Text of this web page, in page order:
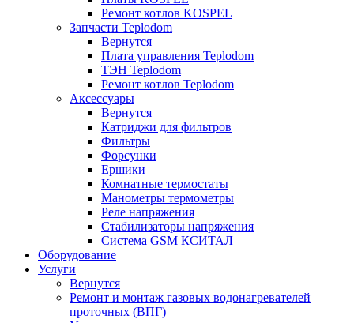
Ремонт котлов KOSPEL
Запчасти Teplodom
Вернутся
Плата управления Teplodom
ТЭН Teplodom
Ремонт котлов Teplodom
Аксессуары
Вернутся
Катриджи для фильтров
Фильтры
Форсунки
Ершики
Комнатные термостаты
Манометры термометры
Реле напряжения
Стабилизаторы напряжения
Система GSM КСИТАЛ
Оборудование
Услуги
Вернутся
Ремонт и монтаж газовых водонагревателей
проточных (ВПГ)